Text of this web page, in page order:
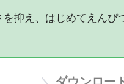
を抑え、はじめてえんぴ